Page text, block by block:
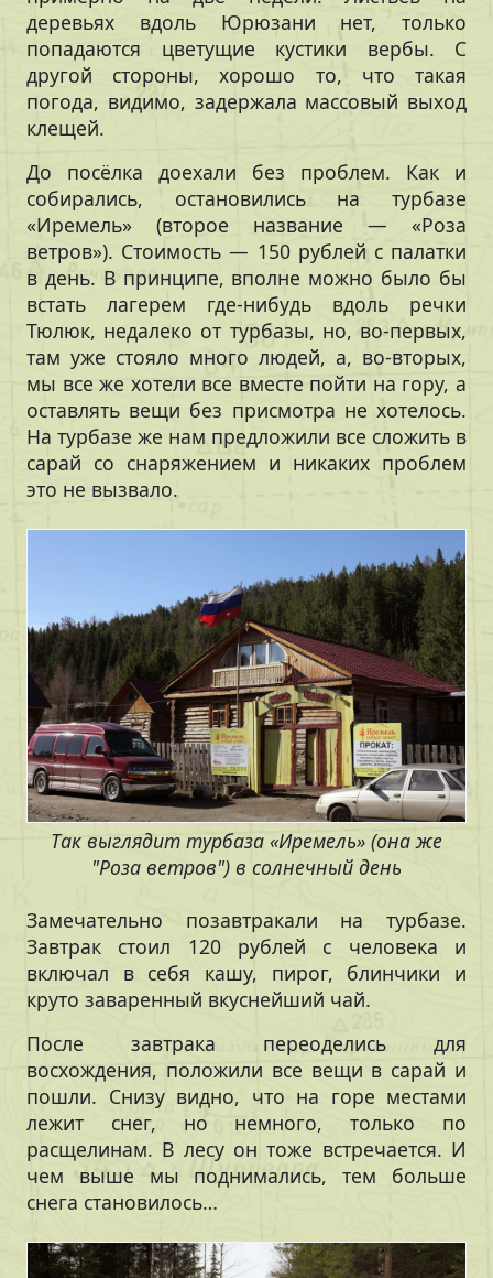
деревьях вдоль Юрюзани нет, только
попадаются цветущие кустики вербы. С
другой стороны, хорошо то, что такая
погода, видимо, задержала массовый выход
клещей.
До посёлка доехали без проблем. Как и
собирались, остановились на турбазе
«Иремель» (второе название — «Роза
ветров»). Стоимость — 150 рублей с палатки
в день. В принципе, вполне можно было бы
встать лагерем где-нибудь вдоль речки
Тюлюк, недалеко от турбазы, но, во-первых,
там уже стояло много людей, а, во-вторых,
мы все же хотели все вместе пойти на гору, а
оставлять вещи без присмотра не хотелось.
На турбазе же нам предложили все сложить в
сарай со снаряжением и никаких проблем
это не вызвало.
Так выглядит турбаза «Иремель» (она же
"Роза ветров") в солнечный день
Замечательно позавтракали на турбазе.
Завтрак стоил 120 рублей с человека и
включал в себя кашу, пирог, блинчики и
круто заваренный вкуснейший чай.
После завтрака переоделись для
восхождения, положили все вещи в сарай и
пошли. Снизу видно, что на горе местами
лежит снег, но немного, только по
расщелинам. В лесу он тоже встречается. И
чем выше мы поднимались, тем больше
снега становилось…